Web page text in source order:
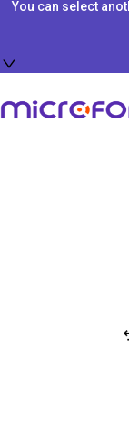
You can select